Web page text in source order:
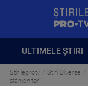
ULTIMELE ȘTIRI
Stirileprotv Stiri Diverse
stânjenitor"